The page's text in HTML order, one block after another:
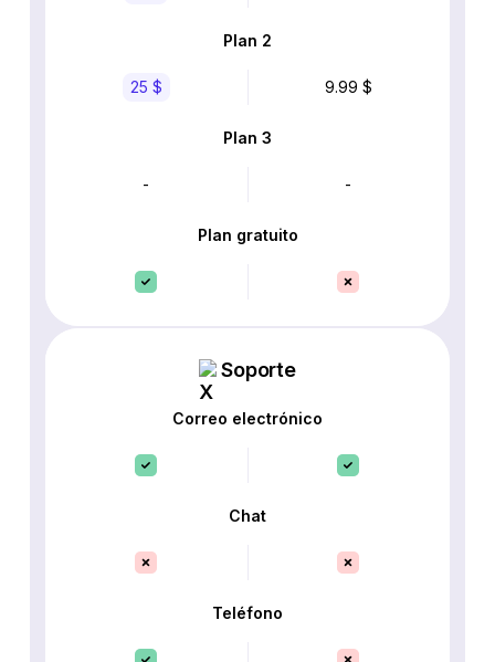
Plan 2
25 $ 9.99 $
Plan 3
- -
Plan gratuito
Soporte
Correo electrónico
Chat
Teléfono